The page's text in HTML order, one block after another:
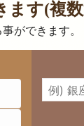
ます(複
ができます。